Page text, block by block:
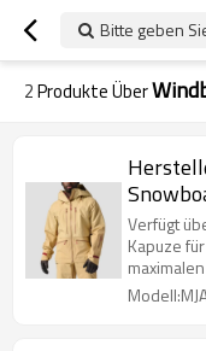
Bitte geben
2Produkte Über
Männer
Verfügt
Kapuze
Schnee.